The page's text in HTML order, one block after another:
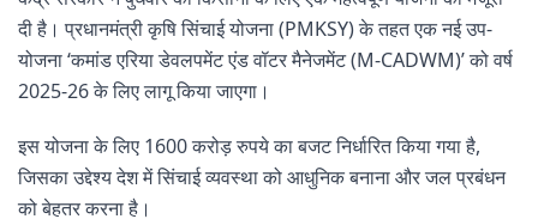
दी है। प्रधानमंत्री कृषि सिंचाई योजना (PMKSY) के तहत एक नई उप-
योजना ‘कमांड एरिया डेवलपमेंट एंड वॉटर मैनेजमेंट (M-CADWM)’ को वर्ष
2025-26 के लिए लागू किया जाएगा।
इस योजना के लिए 1600 करोड़ रुपये का बजट निर्धारित किया गया है,
जिसका उद्देश्य देश में सिंचाई व्यवस्था को आधुनिक बनाना और जल प्रबंधन
को बेहतर करना है।